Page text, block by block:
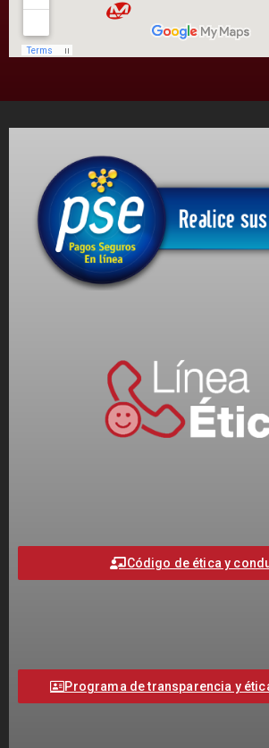
Código de ética y
Programa de transparencia y